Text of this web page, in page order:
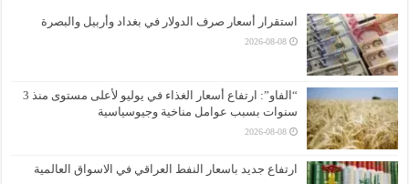
استقرار أسعار صرف الدولار في بغداد وأربيل والبصرة
2026-08-08
“الفاو”: ارتفاع أسعار الغذاء في يوليو لأعلى مستوى منذ 3
سنوات بسبب عوامل مناخية وجيوسياسية
2026-08-08
ارتفاع جديد باسعار النفط العراقي في الاسواق العالمية